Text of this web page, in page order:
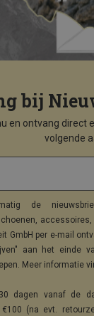
bij
en ontvang direct
volgende
de
GmbH per e-mail
aan het einde
Meer informatie
dagen vanaf de
€100 (na evt.